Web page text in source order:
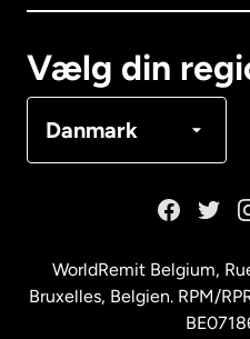
Vælg din
Danmark
Malaysia
WorldRemit Belgium,
Bruxelles, Belgien. RPM/